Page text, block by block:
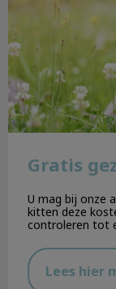
Gratis
U mag bij onze
kitten deze
controleren tot
Lees hier